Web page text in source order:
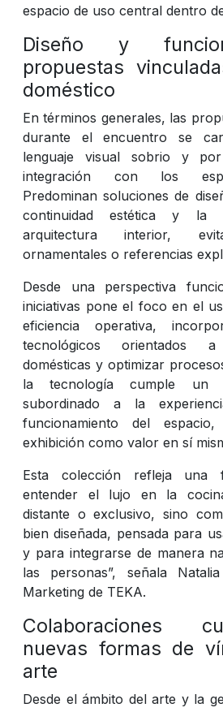
espacio de uso central dentro
Diseño y
propuestas
doméstico
En términos generales, las
durante el encuentro se
lenguaje visual sobrio y
integración con los
Predominan soluciones de
continuidad estética y la
arquitectura interior,
ornamentales o referencias
Desde una perspectiva
iniciativas pone el foco en el
eficiencia operativa,
tecnológicos orientados
domésticas y optimizar
la tecnología cumple un
subordinado a la
funcionamiento del
exhibición como valor en sí
Esta colección refleja una
entender el lujo en la
distante o exclusivo, sino
bien diseñada, pensada para
y para integrarse de manera
las personas”, señala
Marketing de TEKA.
Colaboraciones
nuevas formas de
arte
Desde el ámbito del arte y la